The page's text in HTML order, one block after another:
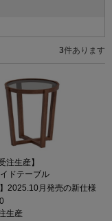
3件あります
注生産】
ドテーブル
】2025.10月発売の新仕様
生産